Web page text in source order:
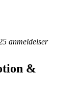
anmeldelser
&